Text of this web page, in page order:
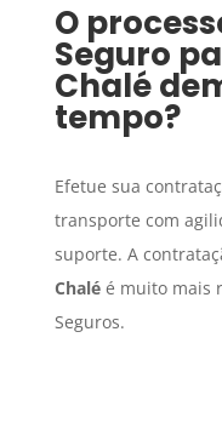
O
Seguro
Chalé
tempo?
Efetue sua
transporte com
suporte. A
Chaléé muito mais
Seguros.